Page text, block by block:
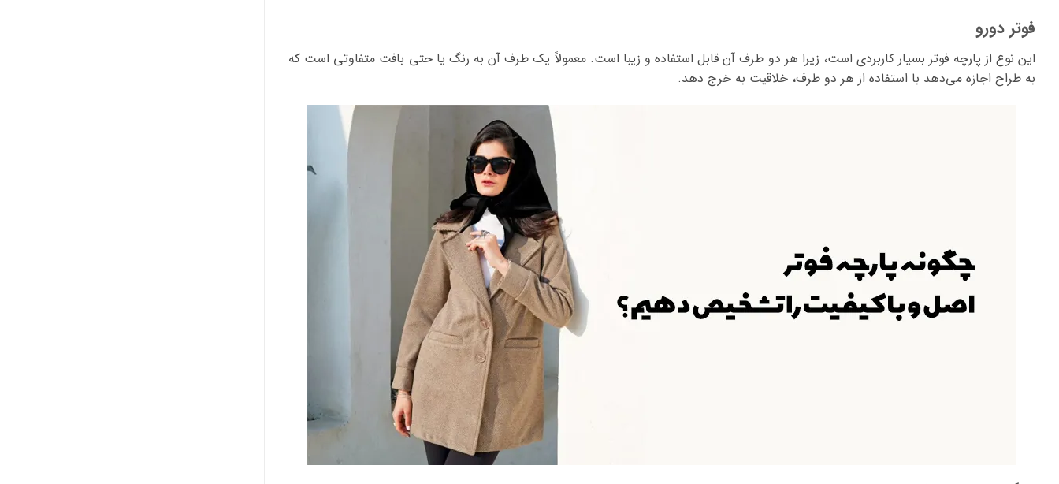
فوتر دورو
این نوع از پارچه فوتر بسیار کاربردی است، زیرا هر دو طرف آن قابل استفاده و زیبا است. معمولاً یک طرف آن به رنگ یا حتی بافت متفاوتی است که
به طراح اجازه می‌دهد با استفاده از هر دو طرف، خلاقیت به خرج دهد.